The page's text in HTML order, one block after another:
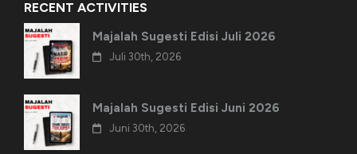
RECENT ACTIVITIES
Majalah Sugesti Edisi Juli 2026
Juli 30th, 2026
Majalah Sugesti Edisi Juni 2026
Juni 30th, 2026